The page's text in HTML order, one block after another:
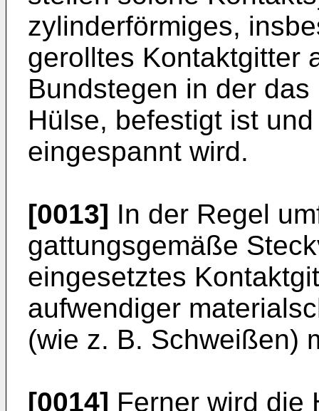
zylinderförmiges,
gerolltes Kontaktgitter
Bundstegen in der
Hülse, befestigt ist
eingespannt wird.
[0013] In der Regel
gattungsgemäße
eingesetztes
aufwendiger
(wie z. B. Schweißen)
[0014] Ferner wird die